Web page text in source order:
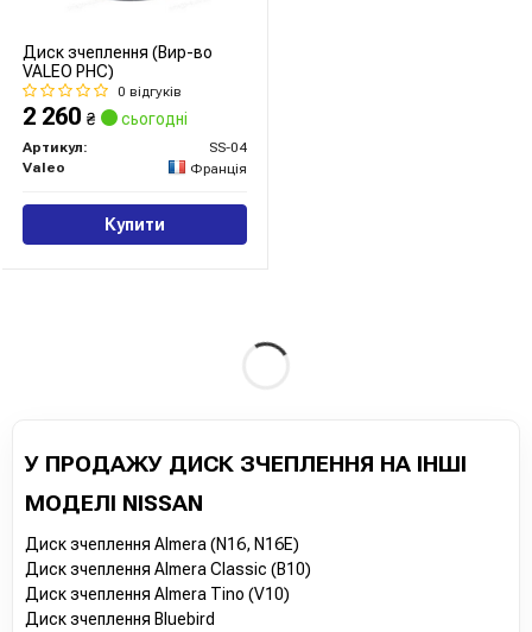
Диск зчеплення (Вир-во
VALEO PHC)
0 відгуків
2 260 ₴ сьогодні
Артикул:
SS-04
Valeo
Франція
Купити
У ПРОДАЖУ ДИСК ЗЧЕПЛЕННЯ НА ІНШІ
МОДЕЛІ NISSAN
Диск зчеплення Almera (N16, N16E)
Диск зчеплення Almera Classic (B10)
Диск зчеплення Almera Tino (V10)
Диск зчеплення Bluebird